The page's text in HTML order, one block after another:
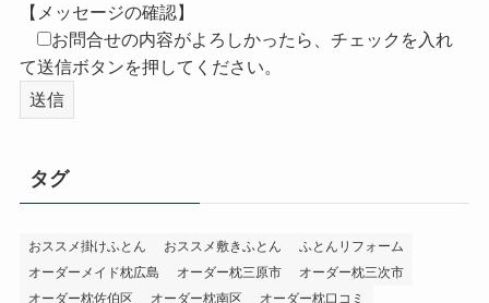
【メッセージの確認】
お問合せの内容がよろしかったら、チェックを入れ
て送信ボタンを押してください。
タグ
おススメ掛けふとん おススメ敷きふとん
ふとんリフォーム
オーダーメイド枕広島
オーダー枕三原市
オーダー枕三次市
オーダー枕佐伯区
オーダー枕南区
オーダー枕口コミ